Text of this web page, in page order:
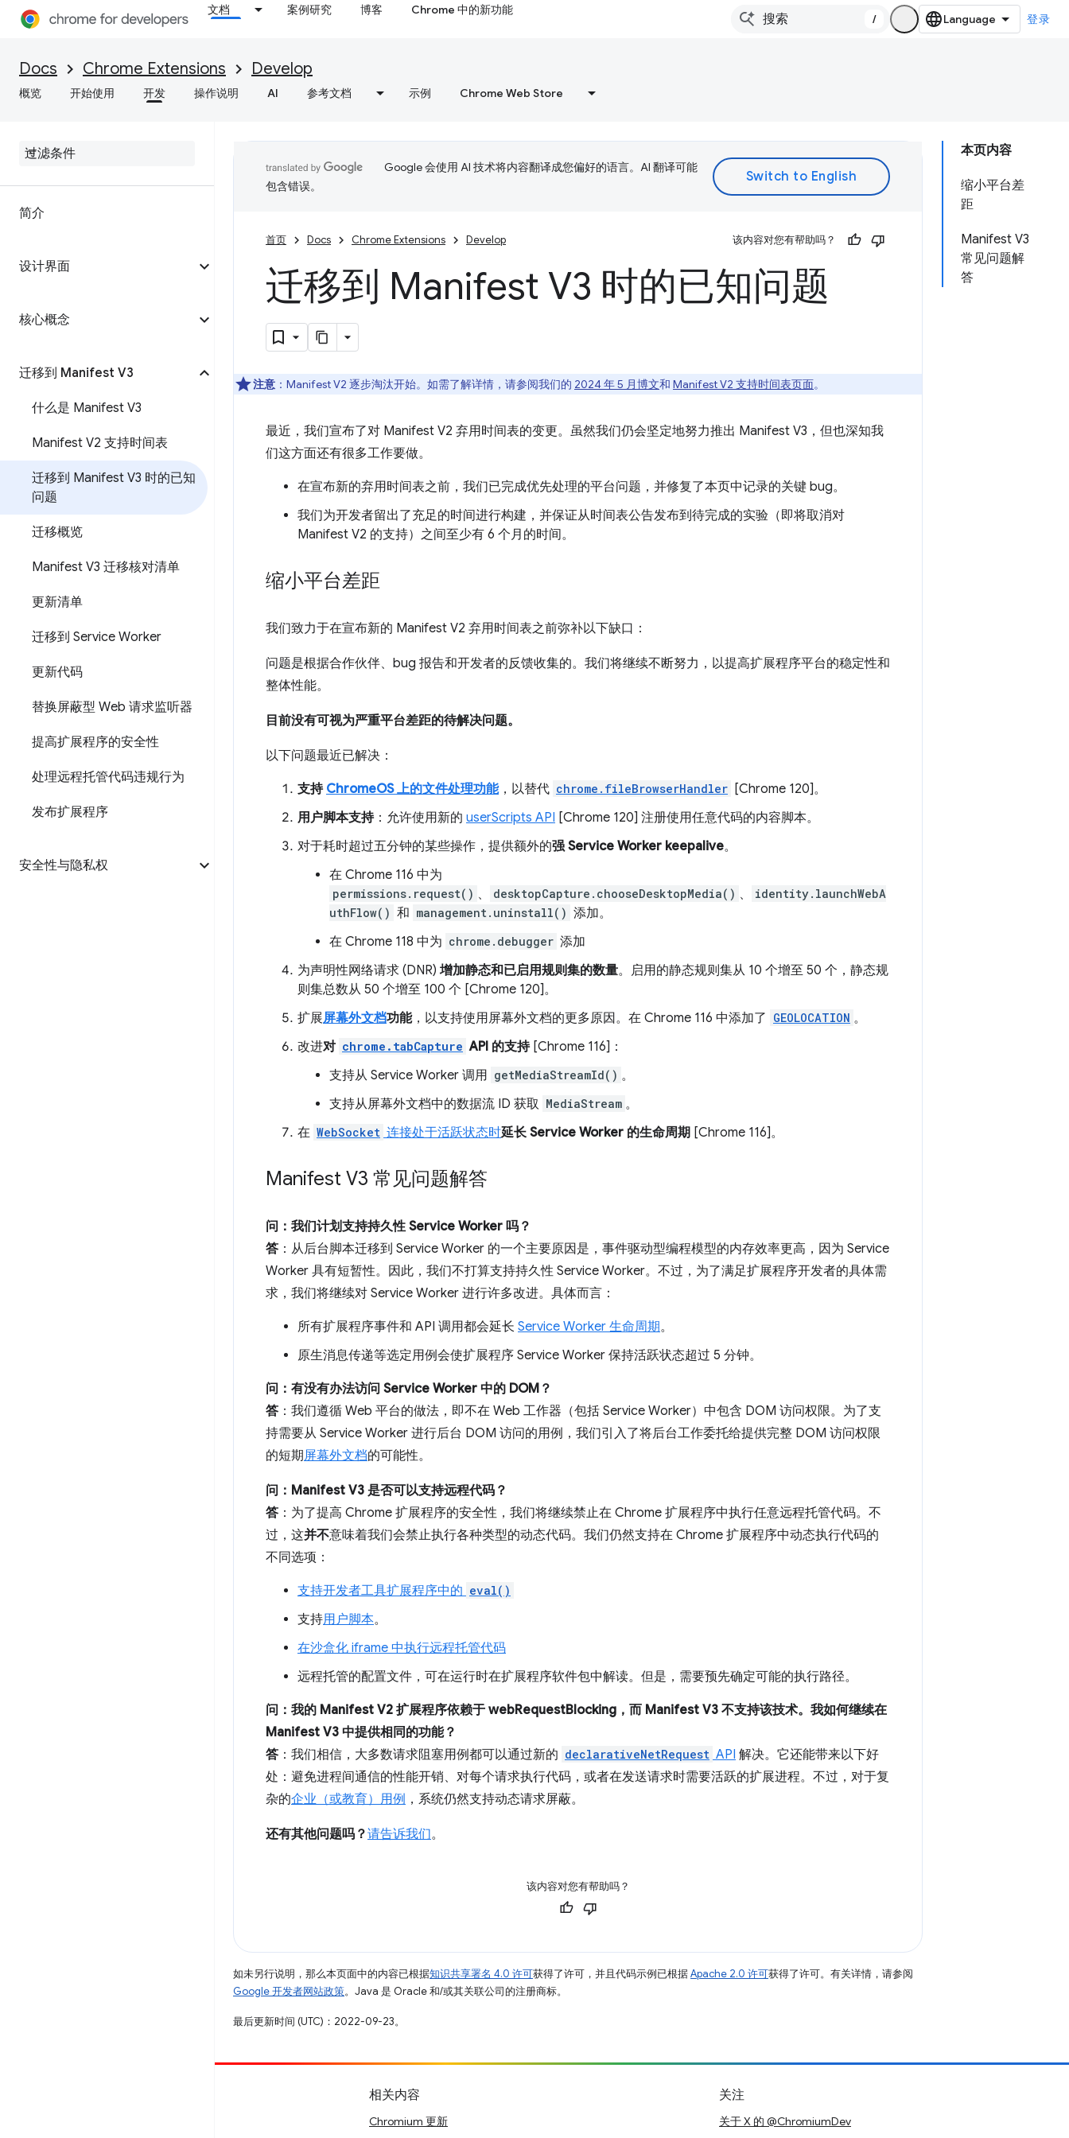
文档 案例研究 博客 Chrome 中的新功能
/ 登录
Docs Chrome Extensions Develop
概览 开始使用 开发 操作说明 AI 参考文档 示例 Chrome Web Store
简介
设计界面
核心概念
迁移到 Manifest V3
什么是 Manifest V3
Manifest V2 支持时间表
迁移到 Manifest V3 时的已知
问题
迁移概览
Manifest V3 迁移核对清单
更新清单
迁移到 Service Worker
更新代码
替换屏蔽型 Web 请求监听器
提高扩展程序的安全性
处理远程托管代码违规行为
发布扩展程序
安全性与隐私权
本页内容
缩小平台差
距
Manifest V3
常见问题解
答
Google 会使用 AI 技术将内容翻译成您偏好的语言。AI 翻译可能
包含错误。
首页 Docs Chrome Extensions Develop 该内容对您有帮助吗？
迁移到 Manifest V3 时的已知问题
注意 ：Manifest V2 逐步淘汰开始。如需了解详情，请参阅我们的 2024 年 5 月博文和 Manifest V2 支持时间表页面。
最近，我们宣布了对 Manifest V2 弃用时间表的变更。虽然我们仍会坚定地努力推出 Manifest V3，但也深知我
们这方面还有很多工作要做。
在宣布新的弃用时间表之前，我们已完成优先处理的平台问题，并修复了本页中记录的关键 bug。
我们为开发者留出了充足的时间进行构建，并保证从时间表公告发布到待完成的实验（即将取消对
Manifest V2 的支持）之间至少有 6 个月的时间。
缩小平台差距
我们致力于在宣布新的 Manifest V2 弃用时间表之前弥补以下缺口：
问题是根据合作伙伴、bug 报告和开发者的反馈收集的。我们将继续不断努力，以提高扩展程序平台的稳定性和
整体性能。
目前没有可视为严重平台差距的待解决问题。
以下问题最近已解决：
支持 ChromeOS 上的文件处理功能，以替代 chrome.fileBrowserHandler [Chrome 120]。
用户脚本支持：允许使用新的 userScripts API [Chrome 120] 注册使用任意代码的内容脚本。
对于耗时超过五分钟的某些操作，提供额外的强 Service Worker keepalive。
在 Chrome 116 中为
permissions.request() 、 desktopCapture.chooseDesktopMedia() 、
identity.launchWebA
uthFlow() 和 management.uninstall() 添加。
在 Chrome 118 中为 chrome.debugger 添加
为声明性网络请求 (DNR) 增加静态和已启用规则集的数量。启用的静态规则集从 10 个增至 50 个，静态规
则集总数从 50 个增至 100 个 [Chrome 120]。
扩展屏幕外文档功能，以支持使用屏幕外文档的更多原因。在 Chrome 116 中添加了 GEOLOCATION 。
改进对 chrome.tabCapture API 的支持[Chrome 116]：
支持从 Service Worker 调用 getMediaStreamId() 。
支持从屏幕外文档中的数据流 ID 获取 MediaStream 。
在 WebSocket 连接处于活跃状态时延长 Service Worker 的生命周期 [Chrome 116]。
Manifest V3 常见问题解答
问：我们计划支持持久性 Service Worker 吗？
答 ：从后台脚本迁移到 Service Worker 的一个主要原因是，事件驱动型编程模型的内存效率更高，因为 Service
Worker 具有短暂性。因此，我们不打算支持持久性 Service Worker。不过，为了满足扩展程序开发者的具体需
求，我们将继续对 Service Worker 进行许多改进。具体而言：
所有扩展程序事件和 API 调用都会延长 Service Worker 生命周期。
原生消息传递等选定用例会使扩展程序 Service Worker 保持活跃状态超过 5 分钟。
问：有没有办法访问 Service Worker 中的 DOM？
答 ：我们遵循 Web 平台的做法，即不在 Web 工作器（包括 Service Worker）中包含 DOM 访问权限。为了支
持需要从 Service Worker 进行后台 DOM 访问的用例，我们引入了将后台工作委托给提供完整 DOM 访问权限
的短期屏幕外文档的可能性。
问：Manifest V3 是否可以支持远程代码？
答 ：为了提高 Chrome 扩展程序的安全性，我们将继续禁止在 Chrome 扩展程序中执行任意远程托管代码。不
过，这并不意味着我们会禁止执行各种类型的动态代码。我们仍然支持在 Chrome 扩展程序中动态执行代码的
不同选项：
支持开发者工具扩展程序中的 eval()
支持用户脚本。
在沙盒化 iframe 中执行远程托管代码
远程托管的配置文件，可在运行时在扩展程序软件包中解读。但是，需要预先确定可能的执行路径。
问：我的 Manifest V2 扩展程序依赖于 webRequestBlocking，而 Manifest V3 不支持该技术。我如何继续在
Manifest V3 中提供相同的功能？
答 ：我们相信，大多数请求阻塞用例都可以通过新的 declarativeNetRequest API 解决。它还能带来以下好
处：避免进程间通信的性能开销、对每个请求执行代码，或者在发送请求时需要活跃的扩展进程。不过，对于复
杂的企业（或教育）用例 ，系统仍然支持动态请求屏蔽。
还有其他问题吗？请告诉我们。
该内容对您有帮助吗？
如未另行说明，那么本页面中的内容已根据知识共享署名 4.0 许可获得了许可，并且代码示例已根据Apache 2.0 许可获得了许可。有关详情，请参阅
Google 开发者网站政策。Java 是 Oracle 和/或其关联公司的注册商标。
最后更新时间 (UTC)：2022-09-23。
相关内容
Chromium 更新
关注
关于 X 的 @ChromiumDev